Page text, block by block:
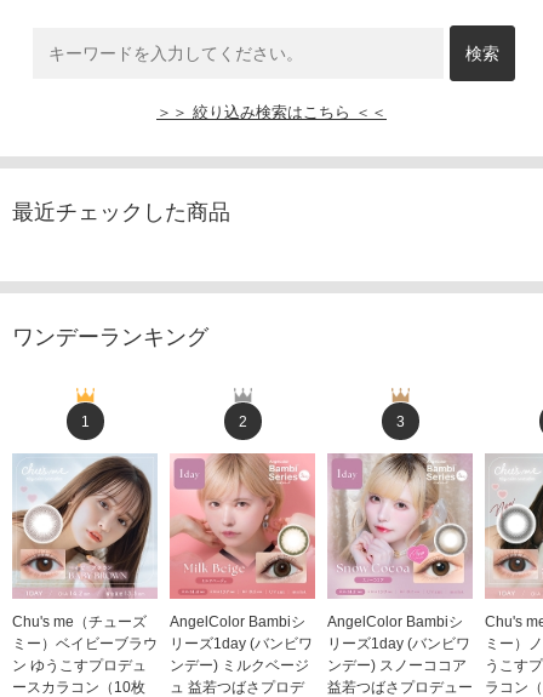
＞＞ 絞り込み検索はこちら ＜＜
最近チェックした商品
ワンデーランキング
1
Chu's me（チューズ
ミー）ベイビーブラウ
ン ゆうこすプロデュ
ースカラコン（10枚
2
AngelColor Bambiシ
リーズ1day (バンビワ
ンデー) ミルクベージ
ュ 益若つばさプロデ
3
AngelColor Bambiシ
リーズ1day (バンビワ
ンデー) スノーココア
益若つばさプロデュー
Chu's
ミー）
うこす
ラコン